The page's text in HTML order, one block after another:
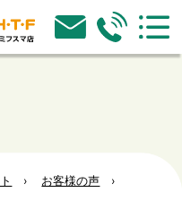
お客様の声